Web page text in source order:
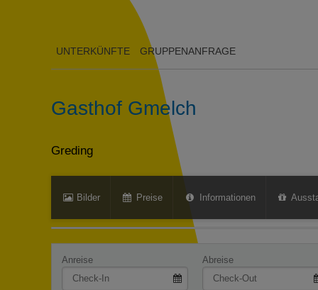
UNTERKÜNFTE GRUPPENANFRAGE
Gasthof Gmelch
Greding
Bilder Preise Informationen
Anreise Abreise